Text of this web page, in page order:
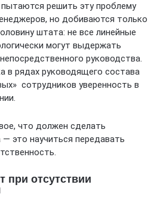
решить эту проблему
но добиваются только
штата: не все линейные
могут выдержать
руководства.
в рядах руководящего состава
сотрудников уверенность в
что должен сделать
это научиться передавать
при отсутствии